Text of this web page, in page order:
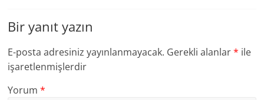
Bir yanıt yazın
E-posta adresiniz yayınlanmayacak. Gerekli alanlar* ile
işaretlenmişlerdir
Yorum*